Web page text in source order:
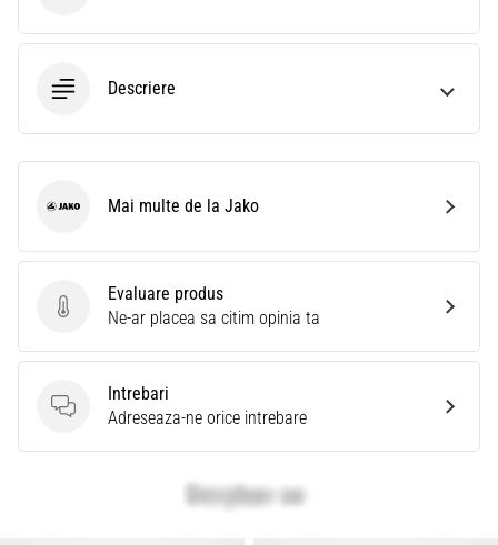
Descriere
Evaluare produs
Evaluare produs
Ne-ar placea sa citim opinia ta
Intrebari
Intrebari
Adreseaza-ne orice intrebare
Jako Mai multe de la Jako